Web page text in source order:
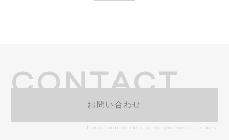
CONTACT
お問い合わせ
Please contact me anytime you have questions.